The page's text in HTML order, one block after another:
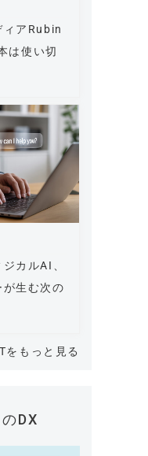
ィアRubin
は使い切
カルAI、
生む次の
をもっと見る
DX